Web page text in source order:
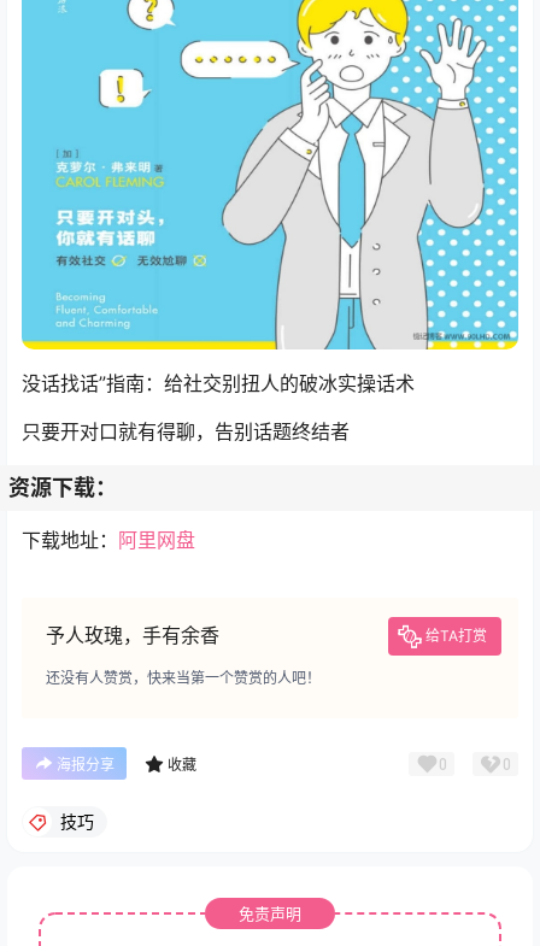
没话找话”指南：给社交别扭人的破冰实操话术
只要开对口就有得聊，告别话题终结者
资源下载：
下载地址： 阿里网盘
予人玫瑰，手有余香 给TA打赏
还没有人赞赏，快来当第一个赞赏的人吧！
海报分享 收藏 0 0
技巧
免责声明